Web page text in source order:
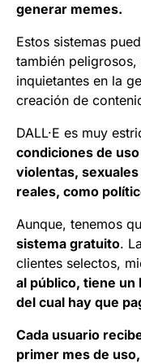
generar memes.
Estos sistemas
también
inquietantes en la
creación de
DALL·E es muy
condiciones de
violentas,
reales, como
Aunque, tenemos
sistema gratuito.
clientes selectos,
al público, tiene
del cual hay que
Cada usuario
primer mes de